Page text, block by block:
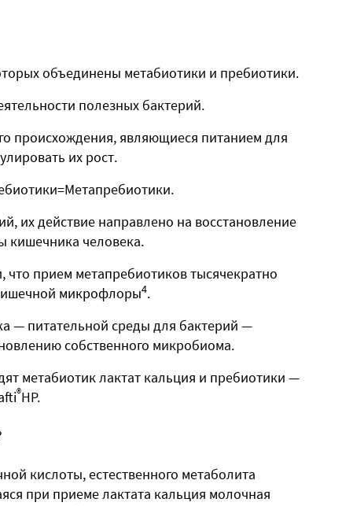
объединены метабиотики и пребиотики.
полезных бактерий.
происхождения, являющиеся питанием для
их рост.
их действие направлено на восстановление
кишечника человека.
прием метапребиотиков тысячекратно
микрофлоры4.
— питательной среды для бактерий —
собственного микробиома.
метабиотик лактат кальция и пребиотики —
®HP.
кислоты, естественного метаболита
при приеме лактата кальция молочная